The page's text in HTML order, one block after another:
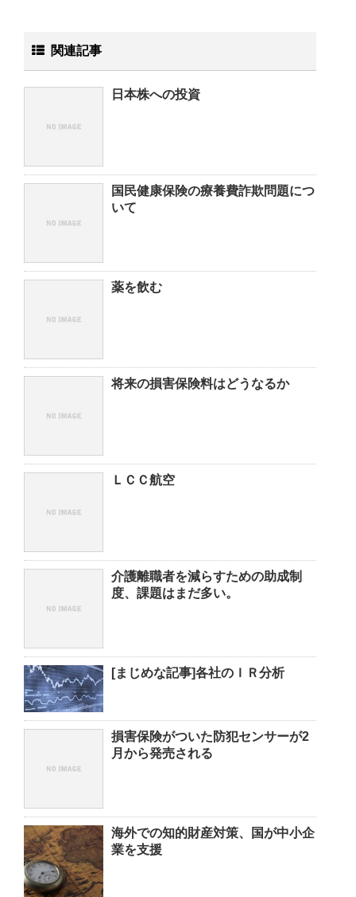
関連記事
日本株への投資
国民健康保険の療養費詐欺問題につ
いて
薬を飲む
将来の損害保険料はどうなるか
ＬＣＣ航空
介護離職者を減らすための助成制
度、課題はまだ多い。
[まじめな記事]各社のＩＲ分析
損害保険がついた防犯センサーが2
月から発売される
海外での知的財産対策、国が中小企
業を支援